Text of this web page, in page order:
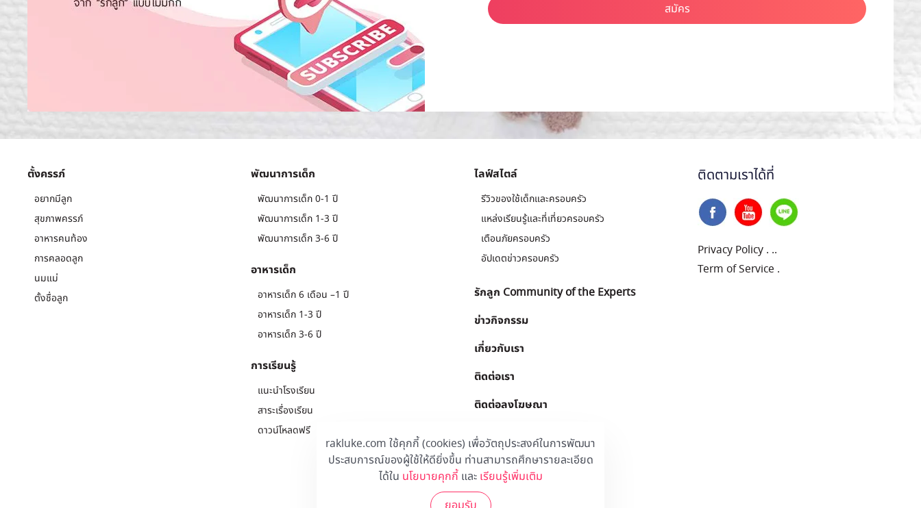
rakluke.com ใช้คุกกี้ (cookies) เพื่อวัตถุประสงค์ในการพัฒนา
ประสบการณ์ของผู้ใช้ให้ดียิ่งขึ้น ท่านสามารถศึกษารายละเอียด
ได้ใน นโยบายคุกกี้และ เรียนรู้เพิ่มเติม
สมัคร
ตั้งครรภ์
อยากมีลูก
สุขภาพครรภ์
อาหารคนท้อง
การคลอดลูก
นมแม่
ตั้งชื่อลูก
พัฒนาการเด็ก
พัฒนาการเด็ก 0-1 ปี
พัฒนาการเด็ก 1-3 ปี
พัฒนาการเด็ก 3-6 ปี
อาหารเด็ก
อาหารเด็ก 6 เดือน –1 ปี
อาหารเด็ก 1-3 ปี
อาหารเด็ก 3-6 ปี
การเรียนรู้
แนะนำโรงเรียน
สาระเรื่องเรียน
ดาวน์โหลดฟรี
ไลฟ์สไตล์
รีวิวของใช้เด็กและครอบครัว
แหล่งเรียนรู้และที่เที่ยวครอบครัว
เตือนภัยครอบครัว
อัปเดตข่าวครอบครัว
รักลูก Community of the Experts
ข่าวกิจกรรม
เกี่ยวกับเรา
ติดต่อเรา
ติดต่อลงโฆษณา
ติดตามเราได้ที่
Privacy Policy . ..
Term of Service .